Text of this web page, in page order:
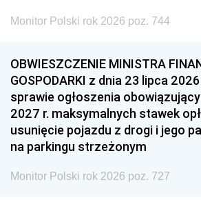
Monitor Polski rok 2026 poz. 744
OBWIESZCZENIE MINISTRA
GOSPODARKI z dnia 23 lipca
sprawie ogłoszenia
2027 r. maksymalnych stawek
usunięcie pojazdu z drogi i jego
na parkingu strzeżonym
Monitor Polski rok 2026 poz. 727